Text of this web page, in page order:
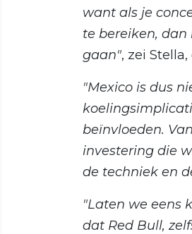
want als je
te bereiken,
gaan", zei
"Mexico is dus
beïnvloeden.
investering die
de techniek en
"Laten we eens
dat Red Bull,